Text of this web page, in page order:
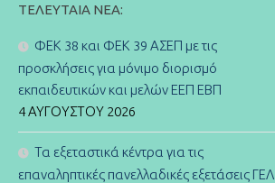
ΤΕΛΕΥΤΑΊΑ ΝΈΑ:
ΦΕΚ 38 και ΦΕΚ 39 ΑΣΕΠ με τις
προσκλήσεις για μόνιμο διορισμό
εκπαιδευτικών και μελών ΕΕΠ ΕΒΠ
4 ΑΥΓΟΎΣΤΟΥ 2026
Τα εξεταστικά κέντρα για τις
επαναληπτικές πανελλαδικές εξετάσεις ΓΕΛ